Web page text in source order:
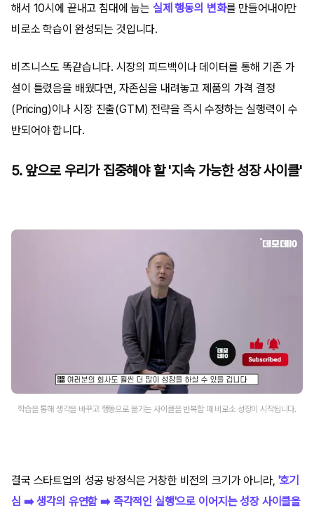
해서 10시에 끝내고 침대에 눕는 실제 행동의 변화를 만들어내야만
비로소 학습이 완성되는 것입니다.
비즈니스도 똑같습니다. 시장의 피드백이나 데이터를 통해 기존 가
설이 틀렸음을 배웠다면, 자존심을 내려놓고 제품의 가격 결정
(Pricing)이나 시장 진출(GTM) 전략을 즉시 수정하는 실행력이 수
반되어야 합니다.
5. 앞으로 우리가 집중해야 할 '지속 가능한 성장 사이클'
학습을 통해 생각을 바꾸고 행동으로 옮기는 사이클을 반복할 때 비로소 성장이 시작됩니다.
결국 스타트업의 성공 방정식은 거창한 비전의 크기가 아니라, '호기
심 ➡️ 생각의 유연함 ➡️ 즉각적인 실행'으로 이어지는 성장 사이클을